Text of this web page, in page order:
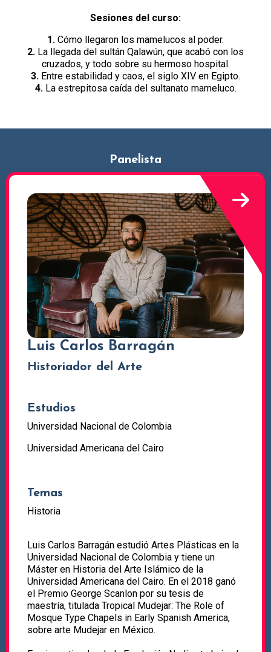
Sesiones del curso:
1. Cómo llegaron los mamelucos al poder.
2. La llegada del sultán Qalawún, que acabó con los
cruzados, y todo sobre su hermoso hospital.
3. Entre estabilidad y caos, el siglo XIV en Egipto.
4.La estrepitosa caída del sultanato mameluco.
Panelista
Luis Carlos Barragán
Historiador del Arte
Estudios
Universidad Nacional de Colombia
Universidad Americana del Cairo
Temas
Historia
Luis Carlos Barragán estudió Artes Plásticas en la
Universidad Nacional de Colombia y tiene un
Máster en Historia del Arte Islámico de la
Universidad Americana del Cairo. En el 2018 ganó
el Premio George Scanlon por su tesis de
maestría, titulada Tropical Mudejar: The Role of
Mosque Type Chapels in Early Spanish America,
sobre arte Mudejar en México.